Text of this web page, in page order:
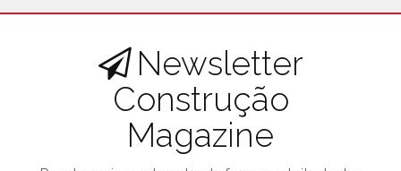
Newsletter
Construção
Magazine